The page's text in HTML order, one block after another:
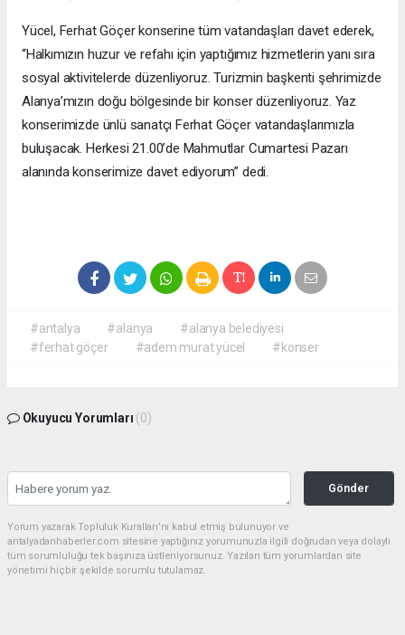
Yücel, Ferhat Göçer konserine tüm vatandaşları davet ederek,
“Halkımızın huzur ve refahı için yaptığımız hizmetlerin yanı sıra
sosyal aktivitelerde düzenliyoruz. Turizmin başkenti şehrimizde
Alanya’mızın doğu bölgesinde bir konser düzenliyoruz. Yaz
konserimizde ünlü sanatçı Ferhat Göçer vatandaşlarımızla
buluşacak. Herkesi 21.00’de Mahmutlar Cumartesi Pazarı
alanında konserimize davet ediyorum” dedi.
#antalya #alanya
#alanya belediyesi
#ferhat göçer
#adem murat yücel #konser
Okuyucu Yorumları (0)
Gönder
Yorum yazarak Topluluk Kuralları’nı kabul etmiş bulunuyor ve
antalyadanhaberler.com sitesine yaptığınız yorumunuzla ilgili doğrudan veya dolaylı
tüm sorumluluğu tek başınıza üstleniyorsunuz. Yazılan tüm yorumlardan site
yönetimi hiçbir şekilde sorumlu tutulamaz.